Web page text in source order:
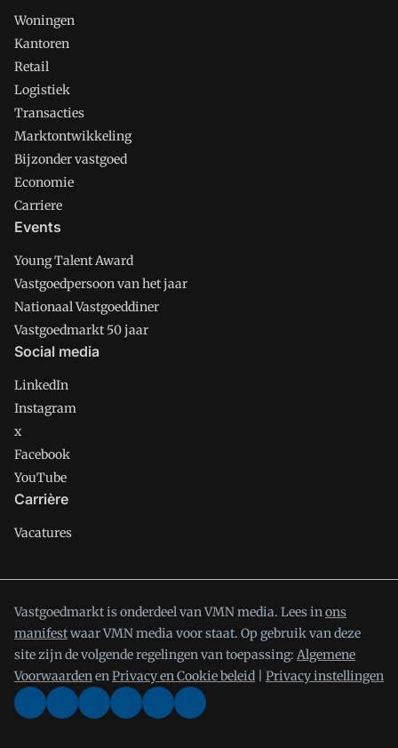
Woningen
Kantoren
Retail
Logistiek
Transacties
Marktontwikkeling
Bijzonder vastgoed
Economie
Carriere
Events
Young Talent Award
Vastgoedpersoon van het jaar
Nationaal Vastgoeddiner
Vastgoedmarkt 50 jaar
Social media
LinkedIn
Instagram
x
Facebook
YouTube
Carrière
Vacatures
Vastgoedmarkt is onderdeel van VMN media. Lees inons
manifestwaar VMN media voor staat. Op gebruik van deze
site zijn de volgende regelingen van toepassing: Algemene
VoorwaardenenPrivacy en Cookie beleid Privacy instellingen